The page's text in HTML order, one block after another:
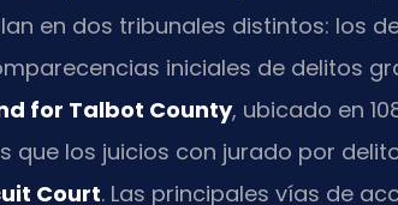
en dos tribunales distintos: los
iniciales de delitos
for Talbot County, ubicado en
que los juicios con jurado por
Court. Las principales vías de